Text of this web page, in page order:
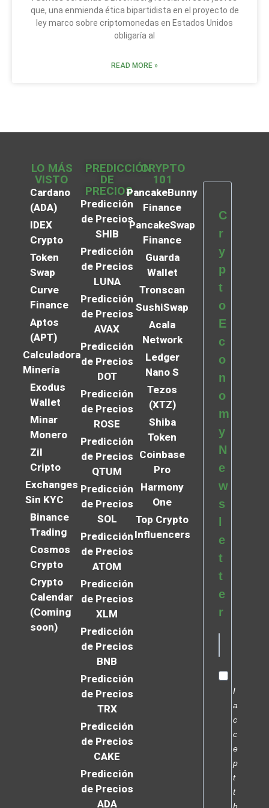
que, una enmienda ética bipartidista en el proyecto de
ley marco sobre criptomonedas en Estados Unidos
obligaría al
READ MORE »
LO MÁS
VISTO
Cardano
(ADA)
IDEX
Crypto
Token
Swap
Curve
Finance
Aptos
(APT)
Calculadora
Minería
Exodus
Wallet
Minar
Monero
Zil
Cripto
Exchanges
Sin KYC
Binance
Trading
Cosmos
Crypto
Crypto
Calendar
(Coming
soon)
PREDICCIÓN
DE
PRECIOS
Predicción
de Precios
SHIB
Predicción
de Precios
LUNA
Predicción
de Precios
AVAX
Predicción
de Precios
DOT
Predicción
de Precios
ROSE
Predicción
de Precios
QTUM
Predicción
de Precios
SOL
Predicción
de Precios
ATOM
Predicción
de Precios
XLM
Predicción
de Precios
BNB
Predicción
de Precios
TRX
Predicción
de Precios
CAKE
Predicción
de Precios
ADA
CRYPTO
101
PancakeBunny
Finance
PancakeSwap
Finance
Guarda
Wallet
Tronscan
SushiSwap
Acala
Network
Ledger
Nano S
Tezos
(XTZ)
Shiba
Token
Coinbase
Pro
Harmony
One
Top Crypto
Influencers
C
r
y
p
t
o
E
c
o
n
o
m
y
N
e
w
s
e
t
t
e
r
I
a
c
c
e
p
t
t
h